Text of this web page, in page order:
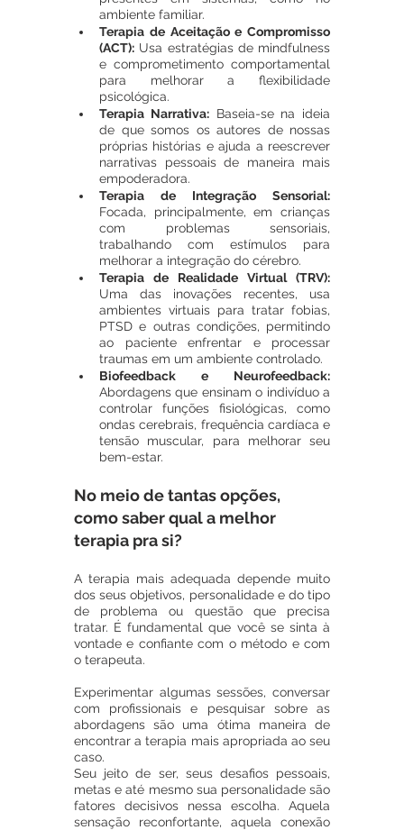
ambiente familiar.
Terapia de Aceitação e Compromisso
(ACT): Usa estratégias de mindfulness
e comprometimento comportamental
para melhorar a flexibilidade
psicológica.
Terapia Narrativa: Baseia-se na ideia
de que somos os autores de nossas
próprias histórias e ajuda a reescrever
narrativas pessoais de maneira mais
empoderadora.
Terapia de Integração Sensorial:
Focada, principalmente, em crianças
com problemas sensoriais,
trabalhando com estímulos para
melhorar a integração do cérebro.
Terapia de Realidade Virtual (TRV):
Uma das inovações recentes, usa
ambientes virtuais para tratar fobias,
PTSD e outras condições, permitindo
ao paciente enfrentar e processar
traumas em um ambiente controlado.
Biofeedback e Neurofeedback:
Abordagens que ensinam o indivíduo a
controlar funções fisiológicas, como
ondas cerebrais, frequência cardíaca e
tensão muscular, para melhorar seu
bem-estar.
No meio de tantas opções,
como saber qual a melhor
terapia pra si?
A terapia mais adequada depende muito
dos seus objetivos, personalidade e do tipo
de problema ou questão que precisa
tratar. É fundamental que você se sinta à
vontade e confiante com o método e com
o terapeuta.
Experimentar algumas sessões, conversar
com profissionais e pesquisar sobre as
abordagens são uma ótima maneira de
encontrar a terapia mais apropriada ao seu
caso.
Seu jeito de ser, seus desafios pessoais,
metas e até mesmo sua personalidade são
fatores decisivos nessa escolha. Aquela
sensação reconfortante, aquela conexão